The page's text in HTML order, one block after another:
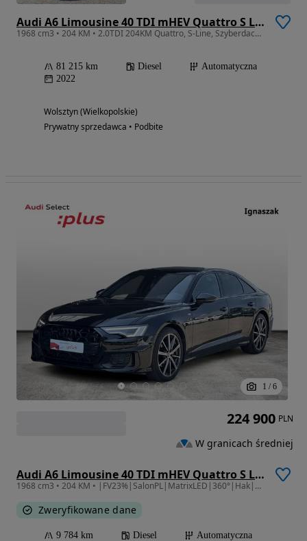
Audi A6 Limousine 40 TDI mHEV Quattro S Line S tronic
1968 cm3 • 204 KM • 2.0TDI 204KM Quattro, S-Line, Szyberdach, Bezwypadkowy, Serwis ASO, FV
81 215 km Diesel
Automatyczna
2022
Wolsztyn (Wielkopolskie)
Prywatny sprzedawca • Podbite
1 / 6
Audi A6 Limousine 40 TDI mHEV Quattro S Line S tronic
1968 cm3 • 204 KM • |FV23%|SalonPL|MatrixLED|360°|Hak|Bang&Olufsen|Adaptacyjny tempomat
Zweryfikowane dane
9 784 km Diesel Automatyczna
224 900 PLN
W granicach średniej